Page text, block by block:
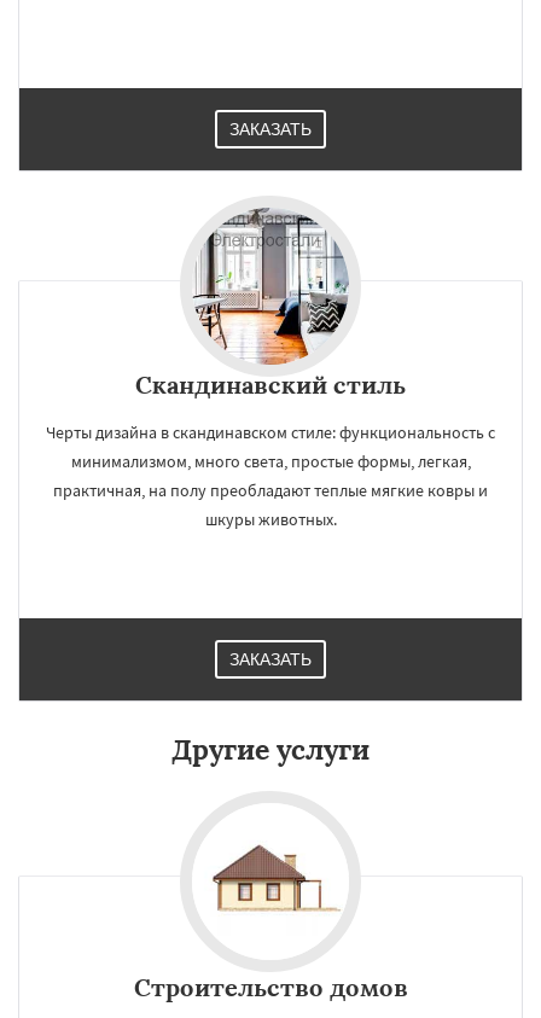
ЗАКАЗАТЬ
Скандинавский стиль
Черты дизайна в скандинавском стиле: функциональность с
минимализмом, много света, простые формы, легкая,
практичная, на полу преобладают теплые мягкие ковры и
шкуры животных.
ЗАКАЗАТЬ
Другие услуги
Строительство домов